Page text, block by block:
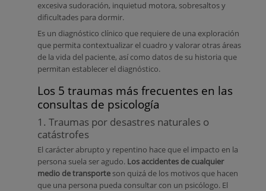
excesiva sudoración, inquietud motora, sobresaltos y
dificultades para dormir.
Es un diagnóstico clínico que requiere de una exploración
que permita contextualizar el cuadro y valorar otras áreas
de la vida del paciente, así como datos de su historia que
permitan establecer el diagnóstico.
Los 5 traumas más frecuentes en las
consultas de psicología
1. Traumas por desastres naturales o
catástrofes
El carácter abrupto y repentino hace que el impacto en la
persona suela ser agudo. Los accidentes de cualquier
medio de transporte son quizá de los motivos que hacen
que una persona pueda consultar con un psicólogo. El